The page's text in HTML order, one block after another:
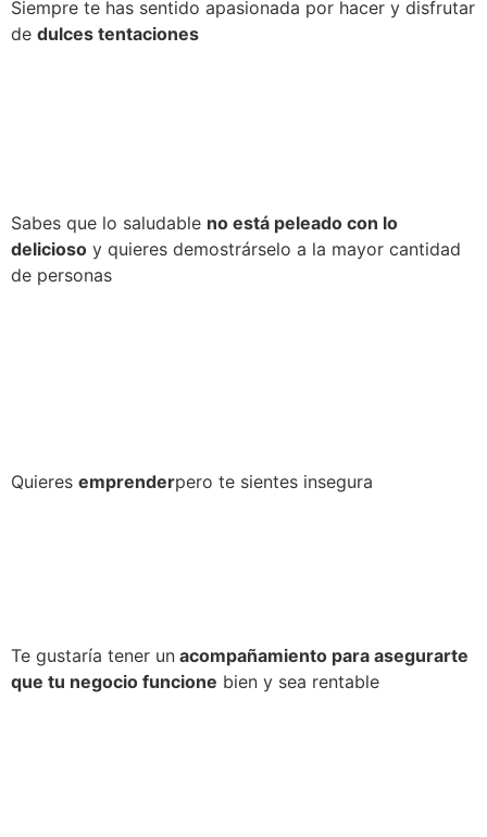
Siempre te has sentido apasionada por hacer y disfrutar
de dulces tentaciones
Sabes que lo saludable no está peleado con lo
delicioso y quieres demostrárselo a la mayor cantidad
de personas
Quieres emprenderpero te sientes insegura
Te gustaría tener un acompañamiento para asegurarte
que tu negocio funcione bien y sea rentable